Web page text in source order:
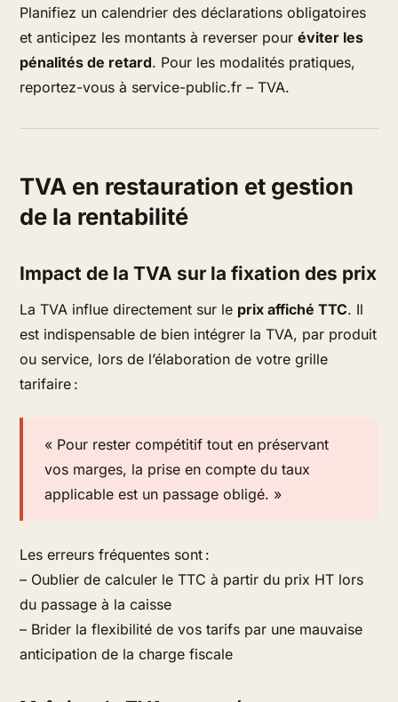
Planifiez un calendrier des déclarations obligatoires
et anticipez les montants à reverser pouréviter les
pénalités de retard. Pour les modalités pratiques,
reportez-vous à service-public.fr – TVA.
TVA en restauration et gestion
de la rentabilité
Impact de la TVA sur la fixation des prix
La TVA influe directement sur le prix affiché TTC. Il
est indispensable de bien intégrer la TVA, par produit
ou service, lors de l’élaboration de votre grille
tarifaire :
« Pour rester compétitif tout en préservant
vos marges, la prise en compte du taux
applicable est un passage obligé. »
Les erreurs fréquentes sont :
– Oublier de calculer le TTC à partir du prix HT lors
du passage à la caisse
– Brider la flexibilité de vos tarifs par une mauvaise
anticipation de la charge fiscale